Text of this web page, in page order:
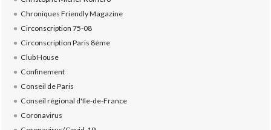
Chroniques Friendly Magazine
Circonscription 75-08
Circonscription Paris 8ème
Club House
Confinement
Conseil de Paris
Conseil régional d'Ile-de-France
Coronavirus